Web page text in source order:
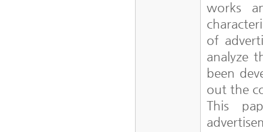
works
of
analyze
been
out the
This